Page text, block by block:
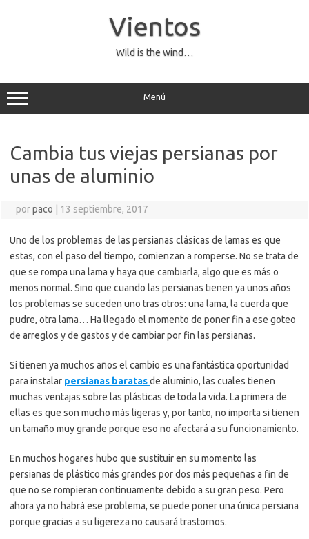
Vientos
Wild is the wind…
Menú
Cambia tus viejas persianas por
unas de aluminio
porpaco 13 septiembre, 2017
Uno de los problemas de las persianas clásicas de lamas es que
estas, con el paso del tiempo, comienzan a romperse. No se trata de
que se rompa una lama y haya que cambiarla, algo que es más o
menos normal. Sino que cuando las persianas tienen ya unos años
los problemas se suceden uno tras otros: una lama, la cuerda que
pudre, otra lama… Ha llegado el momento de poner fin a ese goteo
de arreglos y de gastos y de cambiar por fin las persianas.
Si tienen ya muchos años el cambio es una fantástica oportunidad
para instalar persianas baratasde aluminio, las cuales tienen
muchas ventajas sobre las plásticas de toda la vida. La primera de
ellas es que son mucho más ligeras y, por tanto, no importa si tienen
un tamaño muy grande porque eso no afectará a su funcionamiento.
En muchos hogares hubo que sustituir en su momento las
persianas de plástico más grandes por dos más pequeñas a fin de
que no se rompieran continuamente debido a su gran peso. Pero
ahora ya no habrá ese problema, se puede poner una única persiana
porque gracias a su ligereza no causará trastornos.